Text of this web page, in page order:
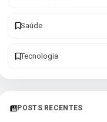
Saúde
Tecnologia
POSTS RECENTES